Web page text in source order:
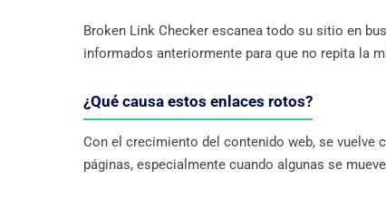
Broken Link Checker escanea todo su sitio en
informados anteriormente para que no repita la
¿Qué causa estos enlaces rotos?
Con el crecimiento del contenido web, se
páginas, especialmente cuando algunas se